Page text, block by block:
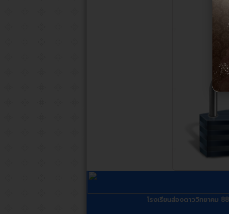
โรงเรียนส่องดาววิทยาคม